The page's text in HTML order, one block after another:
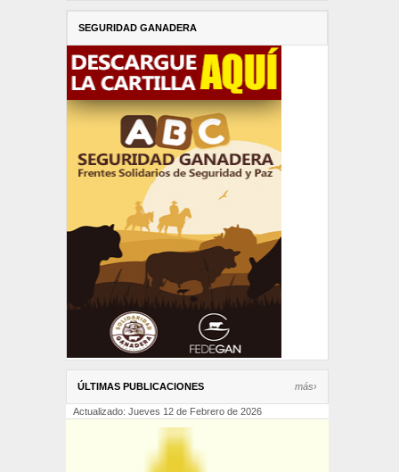
SEGURIDAD GANADERA
ÚLTIMAS PUBLICACIONES más›
Actualizado: Jueves 12 de Febrero de 2026